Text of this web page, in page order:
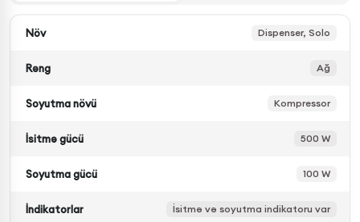
Növ Dispenser, Solo
Rəng Ağ
Soyutma növü Kompressor
İsitmə gücü 500 W
Soyutma gücü 100 W
İndikatorlar İsitmə və soyutma indikatoru var